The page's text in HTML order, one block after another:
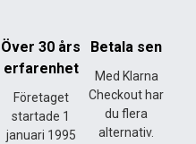
Över 30 års
erfarenhet
Företaget
startade 1
januari 1995
Betala sen
Med Klarna
Checkout har
du flera
alternativ.